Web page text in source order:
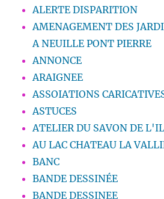
ALERTE DISPARITION
AMENAGEMENT DES
A NEUILLE PONT PIERRE
ANNONCE
ARAIGNEE
ASSOIATIONS
ASTUCES
ATELIER DU SAVON DE
AU LAC CHATEAU LA
BANC
BANDE DESSINÉE
BANDE DESSINEE